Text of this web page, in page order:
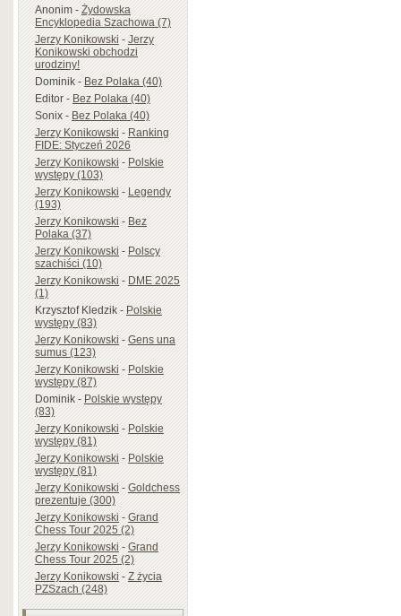
Anonim-Żydowska
Encyklopedia Szachowa (7)
Jerzy Konikowski-Jerzy
Konikowski obchodzi
urodziny!
Dominik-Bez Polaka (40)
Editor-Bez Polaka (40)
Sonix-Bez Polaka (40)
Jerzy Konikowski-Ranking
FIDE: Styczeń 2026
Jerzy Konikowski-Polskie
występy (103)
Jerzy Konikowski-Legendy
(193)
Jerzy Konikowski-Bez
Polaka (37)
Jerzy Konikowski-Polscy
szachiści (10)
Jerzy Konikowski-DME 2025
(1)
Krzysztof Kledzik-Polskie
występy (83)
Jerzy Konikowski-Gens una
sumus (123)
Jerzy Konikowski-Polskie
występy (87)
Dominik-Polskie występy
(83)
Jerzy Konikowski-Polskie
występy (81)
Jerzy Konikowski-Polskie
występy (81)
Jerzy Konikowski-Goldchess
prezentuje (300)
Jerzy Konikowski-Grand
Chess Tour 2025 (2)
Jerzy Konikowski-Grand
Chess Tour 2025 (2)
Jerzy Konikowski-Z życia
PZSzach (248)